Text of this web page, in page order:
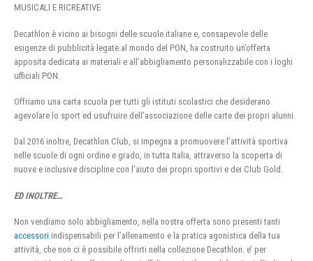
MUSICALI E RICREATIVE
Decathlon è vicino ai bisogni delle scuole italiane e, consapevole delle
esigenze di pubblicità legate al mondo del PON, ha costruito un’offerta
apposita dedicata ai materiali e all’abbigliamento personalizzabile con i loghi
ufficiali PON.
Offriamo una carta scuola per tutti gli istituti scolastici che desiderano
agevolare lo sport ed usufruire dell’associazione delle carte dei propri alunni.
Dal 2016 inoltre, Decathlon Club, si impegna a promuovere l’attività sportiva
nelle scuole di ogni ordine e grado, in tutta Italia, attraverso la scoperta di
nuove e inclusive discipline con l’aiuto dei propri sportivi e dei Club Gold.
ED INOLTRE…
Non vendiamo solo abbigliamento, nella nostra offerta sono presenti tanti
accessori indispensabili per l’allenamento e la pratica agonistica della tua
attività, che non ci è possibile offrirti nella collezione Decathlon. e’ per